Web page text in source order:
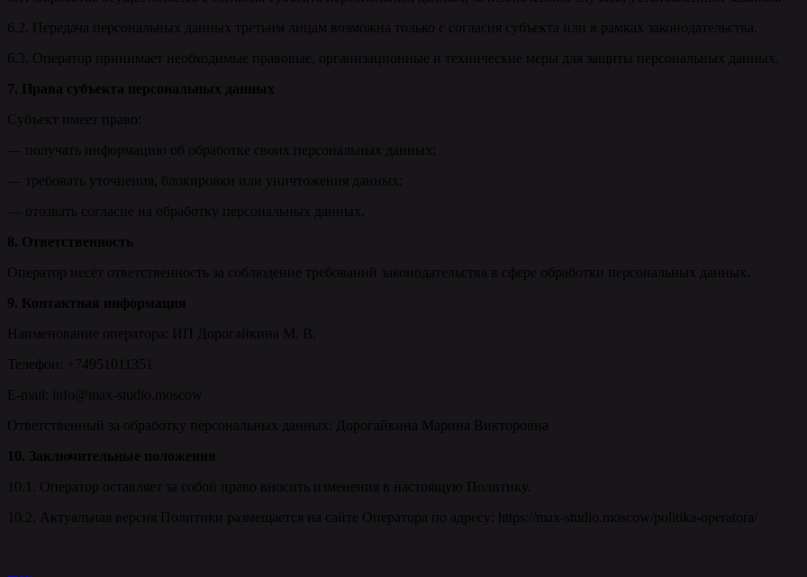
6.2. Передача персональных данных третьим лицам возможна только с согласия субъекта или в рамках законодательства.
6.3. Оператор принимает необходимые правовые, организационные и технические меры для защиты персональных данных.
7. Права субъекта персональных данных
Субъект имеет право:
— получать информацию об обработке своих персональных данных;
— требовать уточнения, блокировки или уничтожения данных;
— отозвать согласие на обработку персональных данных.
8. Ответственность
Оператор несёт ответственность за соблюдение требований законодательства в сфере обработки персональных данных.
9. Контактная информация
Наименование оператора: ИП Дорогайкина М. В.
Телефон: +74951011351
E-mail: info@max-studio.moscow
Ответственный за обработку персональных данных: Дорогайкина Марина Викторовна
10. Заключительные положения
10.1. Оператор оставляет за собой право вносить изменения в настоящую Политику.
10.2. Актуальная версия Политики размещается на сайте Оператора по адресу: https://max-studio.moscow/politika-operatora/